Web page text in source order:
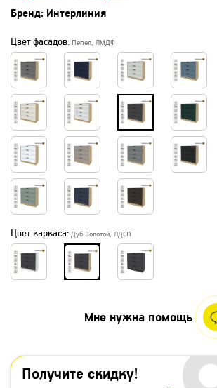
Бренд: Интерлиния
Цвет фасадов: Пепел, ЛМДФ
Цвет каркаса: Дуб Золотой, ЛДСП
Получите скидку!
Мне нужна помощь